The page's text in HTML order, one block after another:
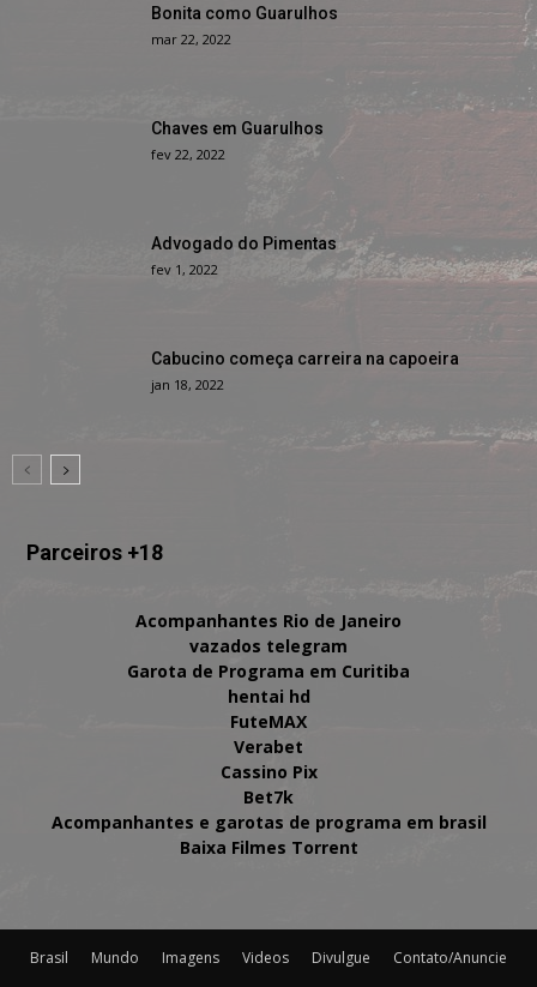
Bonita como Guarulhos
mar 22, 2022
Chaves em Guarulhos
fev 22, 2022
Advogado do Pimentas
fev 1, 2022
Cabucino começa carreira na capoeira
jan 18, 2022
Parceiros +18
Acompanhantes Rio de Janeiro
vazados telegram
Garota de Programa em Curitiba
hentai hd
FuteMAX
Verabet
Cassino Pix
Bet7k
Acompanhantes e garotas de programa em brasil
Baixa Filmes Torrent
Brasil Mundo Imagens Videos Divulgue Contato/Anuncie